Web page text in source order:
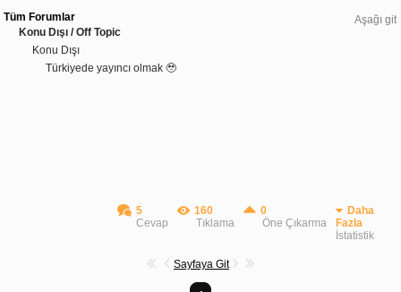
Aşağı git
Tüm Forumlar
Konu Dışı / Off Topic
Konu Dışı
Türkiyede yayıncı olmak 🥹
5
Cevap
160
Tıklama
0
Öne Çıkarma
Daha
Fazla
İstatistik
Sayfaya Git